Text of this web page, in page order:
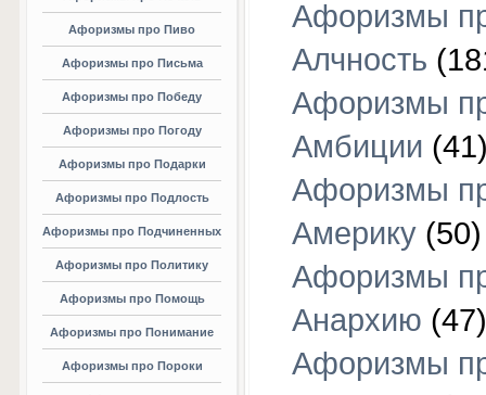
Афоризмы про Пиво
Афоризмы про Письма
Афоризмы про Победу
Афоризмы про Погоду
Афоризмы про Подарки
Афоризмы про Подлость
Афоризмы про Подчиненных
Афоризмы про Политику
Афоризмы про Помощь
Афоризмы про Понимание
Афоризмы про Пороки
Афоризмы
Алчность
Афоризмы
Амбиции
Афоризмы
Америку (50)
Афоризмы
Анархию (47)
Афоризмы